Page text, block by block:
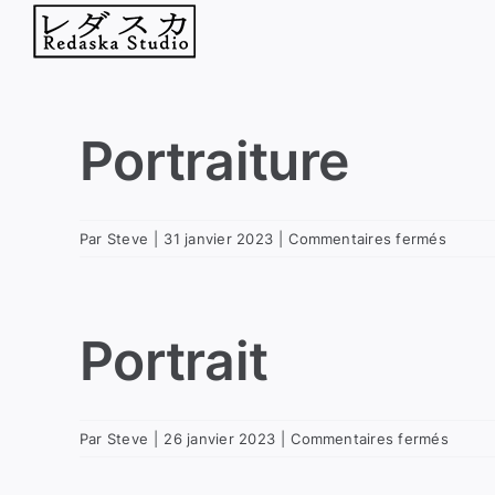
Passer
Portraiture
Par Steve 31 janvier 2023 Commentaires ferméssur
Portrait
Par Steve 26 janvier 2023 Commentaires ferméssur